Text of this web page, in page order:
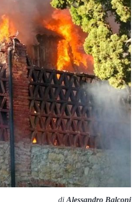
diAlessandro Balconi